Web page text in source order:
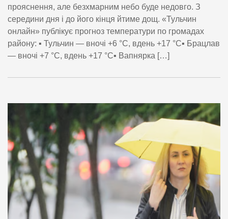
прояснення, але безхмарним небо буде недовго. З
середини дня і до його кінця йтиме дощ. «Тульчин
онлайн» публікує прогноз температури по громадах
району: ▪️ Тульчин — вночі +6 °С, вдень +17 °С▪️ Брацлав
— вночі +7 °С, вдень +17 °С▪️ Вапнярка […]